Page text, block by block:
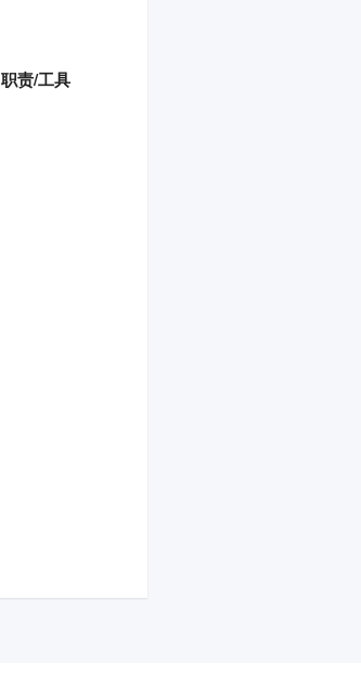
职责/工具